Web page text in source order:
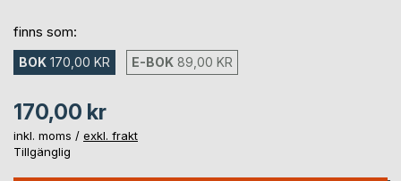
finns som:
BOK 170,00 KR E-BOK 89,00 KR
170,00 kr
inkl. moms / exkl. frakt
Tillgänglig